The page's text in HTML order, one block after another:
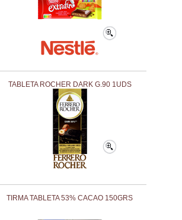
TABLETA ROCHER DARK G.90 1UDS
TIRMA TABLETA 53% CACAO 150GRS